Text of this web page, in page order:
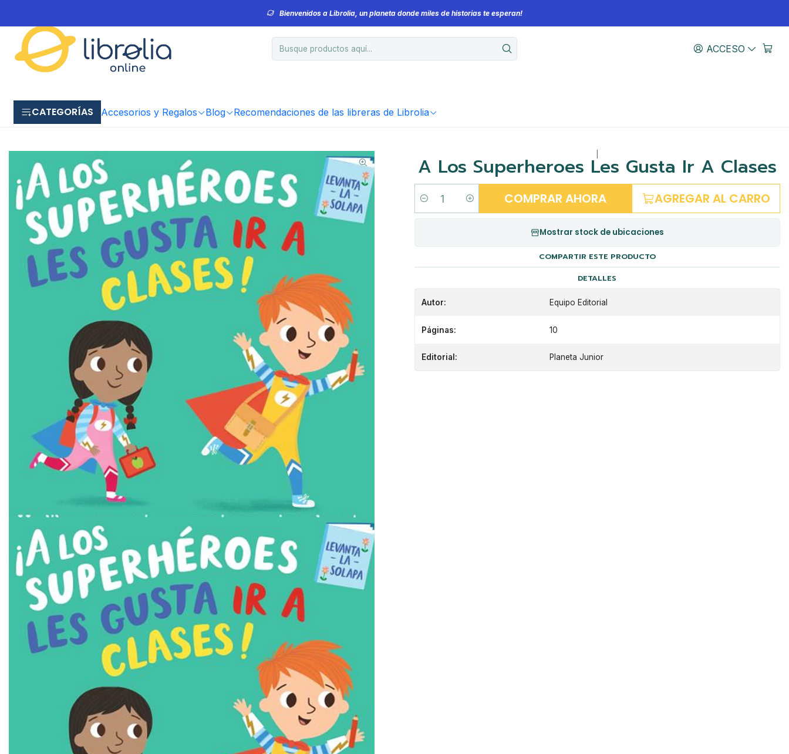
ACCESO
CATEGORÍAS Accesorios y Regalos Blog Recomendaciones de las libreras de Librolia
Bienvenidos a Librolia, un planeta donde miles de historias te esperan!
A Los Superheroes Les Gusta Ir A Clases
Cantidad AGREGAR AL CARRO
COMPRAR AHORA
Mostrar stock de ubicaciones
COMPARTIR ESTE PRODUCTO
DETALLES
Autor: Equipo Editorial
Páginas: 10
Editorial: Planeta Junior